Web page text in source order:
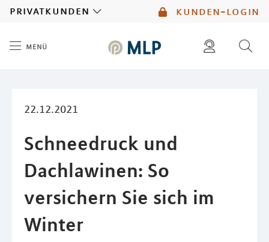
kunden-login
privatkunden
menü
22.12.2021
Schneedruck und
Dachlawinen: So
versichern Sie sich im
Winter